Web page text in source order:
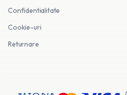
Confidentialitate
Cookie-uri
Returnare